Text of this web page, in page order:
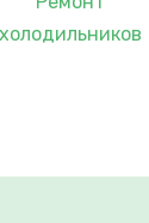
холодильников